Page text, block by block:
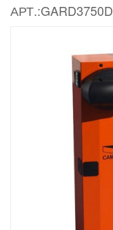
АРТ.:GARD3750D